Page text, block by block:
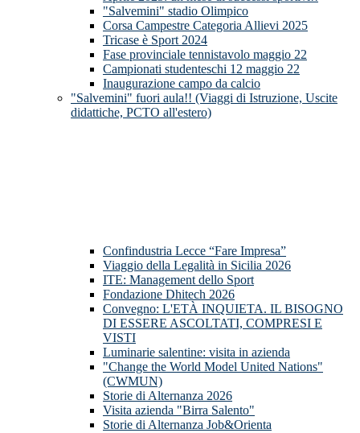
"Salvemini" stadio Olimpico
Corsa Campestre Categoria Allievi 2025
Tricase è Sport 2024
Fase provinciale tennistavolo maggio 22
Campionati studenteschi 12 maggio 22
Inaugurazione campo da calcio
"Salvemini" fuori aula!! (Viaggi di Istruzione, Uscite
didattiche, PCTO all'estero)
Confindustria Lecce “Fare Impresa”
Viaggio della Legalità in Sicilia 2026
ITE: Management dello Sport
Fondazione Dhitech 2026
Convegno: L'ETÀ INQUIETA. IL BISOGNO
DI ESSERE ASCOLTATI, COMPRESI E
VISTI
Luminarie salentine: visita in azienda
"Change the World Model United Nations"
(CWMUN)
Storie di Alternanza 2026
Visita azienda "Birra Salento"
Storie di Alternanza Job&Orienta